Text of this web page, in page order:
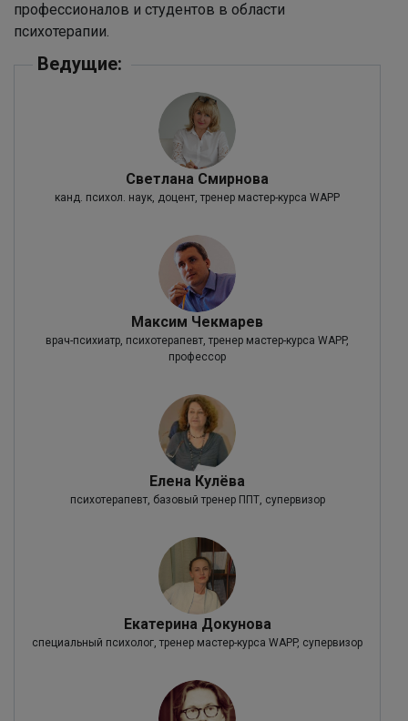
профессионалов и студентов в области
психотерапии.
Ведущие:
Светлана Смирнова
канд. психол. наук, доцент, тренер мастер-курса WAPP
Максим Чекмарев
врач-психиатр, психотерапевт, тренер мастер-курса WAPP,
профессор
Елена Кулёва
психотерапевт, базовый тренер ППТ, супервизор
Екатерина Докунова
специальный психолог, тренер мастер-курса WAPP, супервизор